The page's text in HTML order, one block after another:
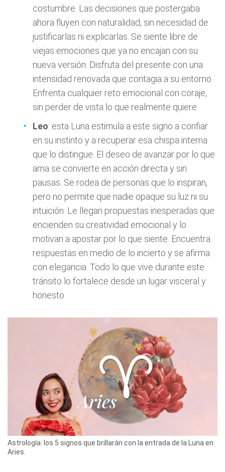
costumbre. Las decisiones que postergaba
ahora fluyen con naturalidad, sin necesidad de
justificarlas ni explicarlas. Se siente libre de
viejas emociones que ya no encajan con su
nueva versión. Disfruta del presente con una
intensidad renovada que contagia a su entorno.
Enfrenta cualquier reto emocional con coraje,
sin perder de vista lo que realmente quiere
Leo: esta Luna estimula a este signo a confiar
en su instinto y a recuperar esa chispa interna
que lo distingue. El deseo de avanzar por lo que
ama se convierte en acción directa y sin
pausas. Se rodea de personas que lo inspiran,
pero no permite que nadie opaque su luz ni su
intuición. Le llegan propuestas inesperadas que
encienden su creatividad emocional y lo
motivan a apostar por lo que siente. Encuentra
respuestas en medio de lo incierto y se afirma
con elegancia. Todo lo que vive durante este
tránsito lo fortalece desde un lugar visceral y
honesto
Astrología: los 5 signos que brillarán con la entrada de la Luna en
Aries.